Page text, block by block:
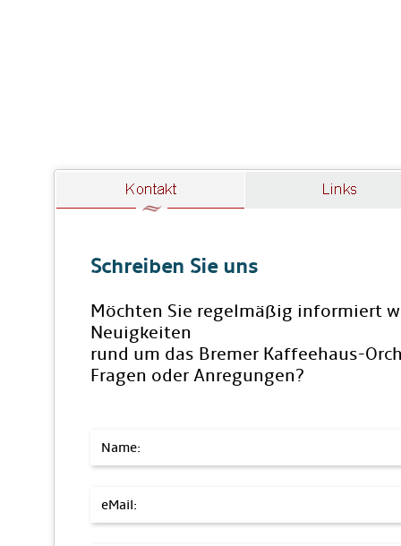
Schreiben Sie uns
Möchten Sie regelmäßig informiert
Neuigkeiten
rund um das Bremer Kaffeehaus-
Fragen oder Anregungen?
Name:
eMail: